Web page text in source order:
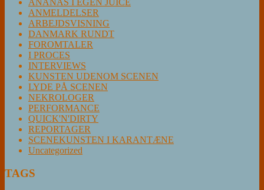
ANANAS I EGEN JUICE
ANMELDELSER
ARBEJDSVISNING
DANMARK RUNDT
FOROMTALER
I PROCES
INTERVIEWS
KUNSTEN UDENOM SCENEN
LYDE PÅ SCENEN
NEKROLOGER
PERFORMANCE
QUICK'N'DIRTY
REPORTAGER
SCENEKUNSTEN I KARANTÆNE
Uncategorized
TAGS